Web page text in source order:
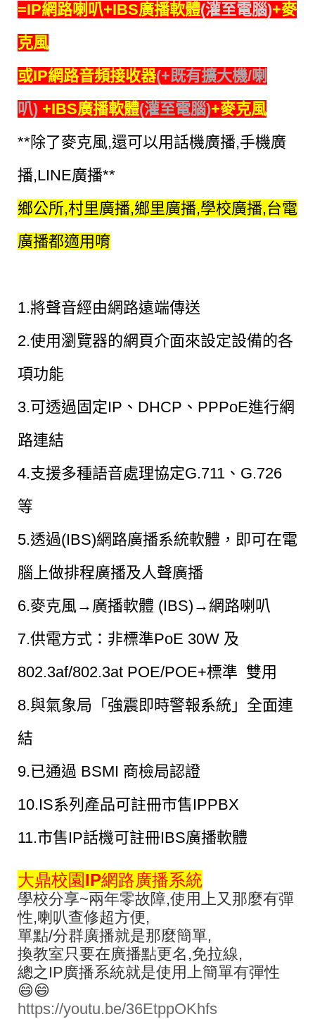
=IP網路喇叭+IBS廣播軟體(灌至電腦)+麥
克風
或IP網路音頻接收器(+既有擴大機/喇
叭) +IBS廣播軟體(灌至電腦)+麥克風
**除了麥克風,還可以用話機廣播,手機廣
播,LINE廣播**
鄉公所,村里廣播,鄉里廣播,學校廣播,台電
廣播都適用唷
1.將聲音經由網路遠端傳送
2.使用瀏覽器的網頁介面來設定設備的各
項功能
3.可透過固定IP、DHCP、PPPoE進行網
路連結
4.支援多種語音處理協定G.711、G.726
等
5.透過(IBS)網路廣播系統軟體，即可在電
腦上做排程廣播及人聲廣播
6.麥克風→廣播軟體 (IBS)→網路喇叭
7.供電方式：非標準PoE 30W 及
802.3af/802.3at POE/POE+標準 雙用
8.與氣象局「強震即時警報系統」全面連
結
9.已通過 BSMI 商檢局認證
10.IS系列產品可註冊市售IPPBX
11.市售IP話機可註冊IBS廣播軟體
大鼎校園IP網路廣播系統
學校分享~兩年零故障,使用上又那麼有彈
性,喇叭查修超方便,
單點/分群廣播就是那麼簡單,
換教室只要在廣播點更名,免拉線,
總之IP廣播系統就是使用上簡單有彈性
😄😄
https://youtu.be/36EtppOKhfs